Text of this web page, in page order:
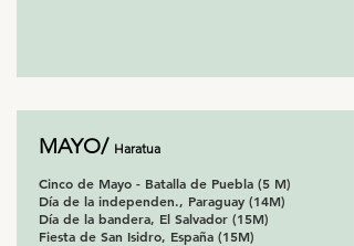
MAYO/ Haratua
Cinco de Mayo - Batalla de Puebla (5 M)
Día de la independen., Paraguay (14M)
Día de la bandera, El Salvador (15M)
Fiesta de San Isidro, España (15M)